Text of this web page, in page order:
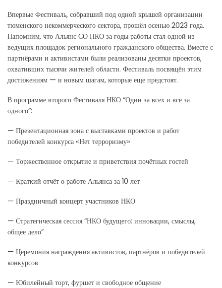
Впервые Фестиваль, собравший под одной крышей организации
тюменского некоммерческого сектора, прошёл осенью 2023 года.
Напомним, что Альянс СО НКО за годы работы стал одной из
ведущих площадок регионального гражданского общества. Вместе с
партнёрами и активистами были реализованы десятки проектов,
охвативших тысячи жителей области. Фестиваль посвящён этим
достижениям — и новым шагам, которые еще предстоят.
В программе второго Фестиваля НКО “Один за всех и все за
одного”:
— Презентационная зона с выставками проектов и работ
победителей конкурса «Нет терроризму»
— Торжественное открытие и приветствия почётных гостей
— Краткий отчёт о работе Альянса за 10 лет
— Праздничный концерт участников НКО
— Стратегическая сессия “НКО будущего: инновации, смыслы,
общее дело”
— Церемония награждения активистов, партнёров и победителей
конкурсов
— Юбилейный торт, фуршет и свободное общение